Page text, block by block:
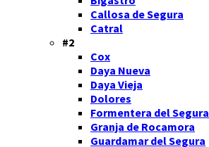
Callosa de Segura
Catral
#2
Cox
Daya Nueva
Daya Vieja
Dolores
Formentera del Segura
Granja de Rocamora
Guardamar del Segura